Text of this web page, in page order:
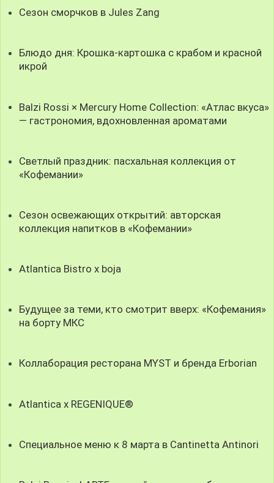
Сезон сморчков в Jules Zang
Блюдо дня: Крошка-картошка с крабом и красной
икрой
Balzi Rossi × Mercury Home Collection: «Атлас вкуса»
— гастрономия, вдохновленная ароматами
Светлый праздник: пасхальная коллекция от
«Кофемании»
Сезон освежающих открытий: авторская
коллекция напитков в «Кофемании»
Atlantica Bistro x boja
Будущее за теми, кто смотрит вверх: «Кофемания»
на борту МКС
Коллаборация ресторана MYST и бренда Erborian
Atlantica x REGENIQUE®
Специальное меню к 8 марта в Cantinetta Antinori